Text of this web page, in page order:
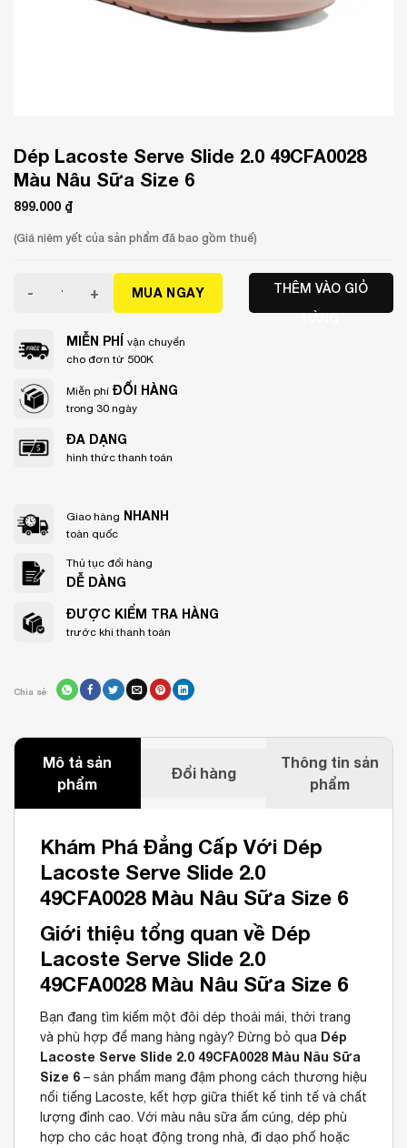
Dép Lacoste Serve Slide 2.0 49CFA0028
Màu Nâu Sữa Size 6
899.000 ₫
(Giá niêm yết của sản phẩm đã bao gồm thuế)
Dép Lacoste Serve Slide 2.0 49CFA0028 Màu Nâu Sữa
MUA NGAY
THÊM VÀO GIỎ
HÀNG
MIỄN PHÍ vận chuyển
cho đơn từ 500K
Miễn phí ĐỔI HÀNG
trong 30 ngày
ĐA DẠNG
hình thức thanh toán
Giao hàng NHANH
toàn quốc
Thủ tục đổi hàng
DỄ DÀNG
ĐƯỢC KIỂM TRA HÀNG
trước khi thanh toán
Chia sẻ
Mô tả sản
phẩm
Đổi hàng
Thông tin sản
phẩm
Khám Phá Đẳng Cấp Với Dép
Lacoste Serve Slide 2.0
49CFA0028 Màu Nâu Sữa Size 6
Giới thiệu tổng quan về Dép
Lacoste Serve Slide 2.0
49CFA0028 Màu Nâu Sữa Size 6
Bạn đang tìm kiếm một đôi dép thoải mái, thời trang
và phù hợp để mang hàng ngày? Đừng bỏ qua Dép
Lacoste Serve Slide 2.0 49CFA0028 Màu Nâu Sữa
Size 6 – sản phẩm mang đậm phong cách thương hiệu
nổi tiếng Lacoste, kết hợp giữa thiết kế tinh tế và chất
lượng đỉnh cao. Với màu nâu sữa ấm cúng, dép phù
hợp cho các hoạt động trong nhà, đi dạo phố hoặc